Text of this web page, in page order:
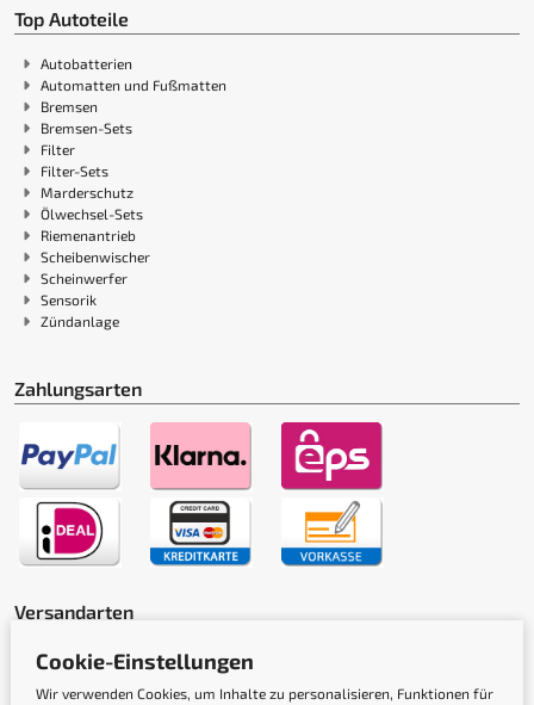
Top Autoteile
Autobatterien
Automatten und Fußmatten
Bremsen
Bremsen-Sets
Filter
Filter-Sets
Marderschutz
Ölwechsel-Sets
Riemenantrieb
Scheibenwischer
Scheinwerfer
Sensorik
Zündanlage
Zahlungsarten
Versandarten
Cookie-Einstellungen
Wir verwenden Cookies, um Inhalte zu personalisieren, Funktionen für